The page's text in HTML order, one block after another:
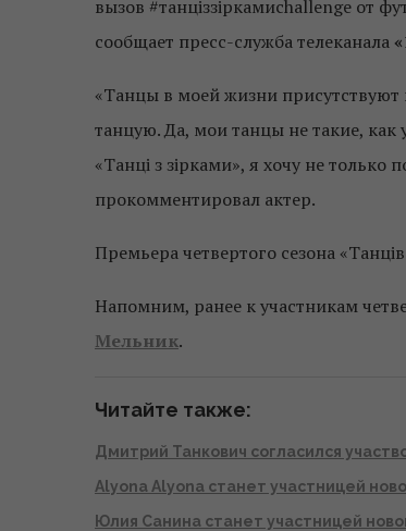
вызов #танціззіркамиchallenge от
сообщает пресс-служба телеканала
«Танцы в моей жизни
танцую. Да, мои танцы не такие, как
«Танці з зірками», я хочу не
прокомментировал актер.
Премьера четвертого сезона
Напомним, ранее к участникам
Мельник.
Читайте также:
Дмитрий Танкович согласился
Alyona Alyona станет участницей
Юлия Санина станет участницей